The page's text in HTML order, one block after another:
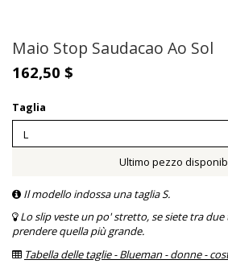
Maio Stop Saudacao Ao Sol
162,50 $
Taglia
Ultimo pezzo
Il modello indossa una taglia S.
Lo slip veste un po' stretto, se siete tra
prendere quella più grande.
Tabella delle taglie - Blueman - donne -